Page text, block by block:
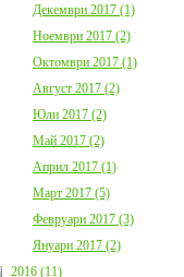
Декември 2017 (1)
Ноември 2017 (2)
Октомври 2017 (1)
Август 2017 (2)
Юли 2017 (2)
Май 2017 (2)
Април 2017 (1)
Март 2017 (5)
Февруари 2017 (3)
Януари 2017 (2)
2016 (11)